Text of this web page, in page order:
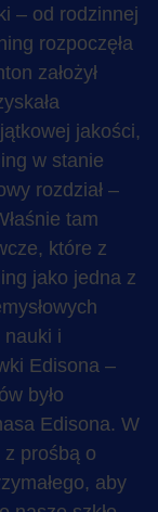
– od rodzinnej
rozpoczęła
założył
jakości,
w stanie
rozdział –
tam
które z
jako jedna z
nauki i
Edisona –
było
Edisona. W
z prośbą o
aby